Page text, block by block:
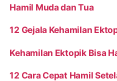
Hamil Muda dan Tua
12 Gejala Kehamilan
Kehamilan Ektopik Bisa
12 Cara Cepat Hamil